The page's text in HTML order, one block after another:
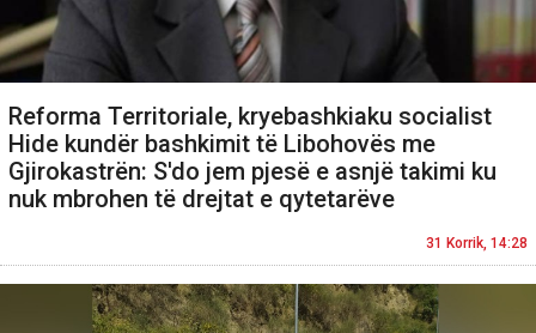
Reforma Territoriale, kryebashkiaku socialist
Hide kundër bashkimit të Libohovës me
Gjirokastrën: S'do jem pjesë e asnjë takimi ku
nuk mbrohen të drejtat e qytetarëve
31 Korrik, 14:28